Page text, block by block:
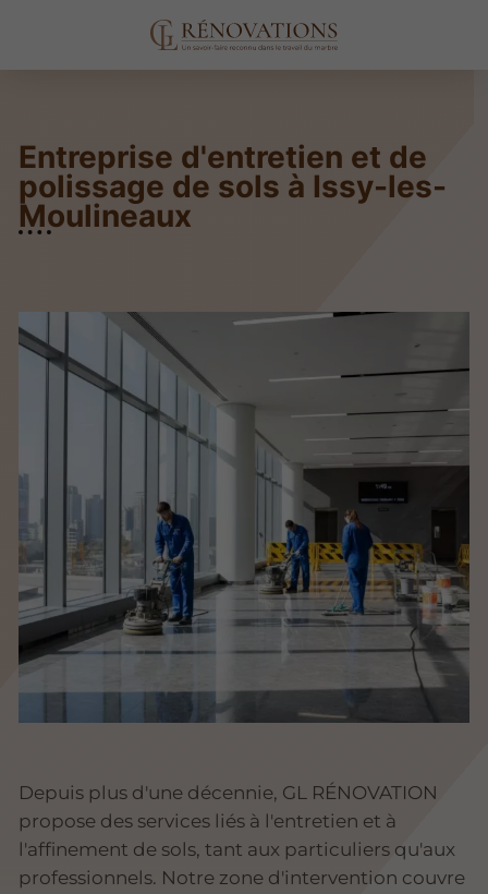
Entreprise d'entretien et de
polissage de sols à Issy-les-
Moulineaux
Depuis plus d'une décennie, GL RÉNOVATION
propose des services liés à l'entretien et à
l'affinement de sols, tant aux particuliers qu'aux
professionnels. Notre zone d'intervention couvre